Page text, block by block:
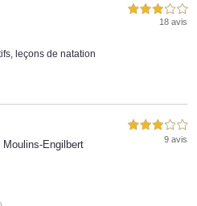
3,0 étoiles sur 5
18 avis
leçons de natation
Moulins-Engilbert
3,0 étoiles sur 5
9 avis